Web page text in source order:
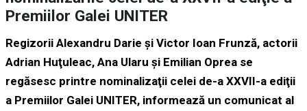
Premiilor Galei UNITER
Regizorii Alexandru Darie şi Victor Ioan Frunză, actorii
Adrian Huţuleac, Ana Ularu şi Emilian Oprea se
regăsesc printre nominalizaţii celei de-a XXVII-a ediţii
a Premiilor Galei UNITER, informează un comunicat al